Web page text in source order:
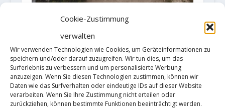
Cookie-Zustimmung
verwalten
Wir verwenden Technologien wie Cookies, um Geräteinformationen zu
speichern und/oder darauf zuzugreifen. Wir tun dies, um das
Surferlebnis zu verbessern und um personalisierte Werbung
anzuzeigen. Wenn Sie diesen Technologien zustimmen, können wir
Daten wie das Surfverhalten oder eindeutige IDs auf dieser Website
verarbeiten. Wenn Sie Ihre Zustimmung nicht erteilen oder
zurückziehen, können bestimmte Funktionen beeinträchtigt werden.
Video: "Intermezzo XY gelöst" (9a)
flashed by Alexander Megos
23. September 2021
HINTERLASSE EINE ANTWORT